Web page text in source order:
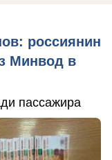
россиянин
Минвод в
пассажира